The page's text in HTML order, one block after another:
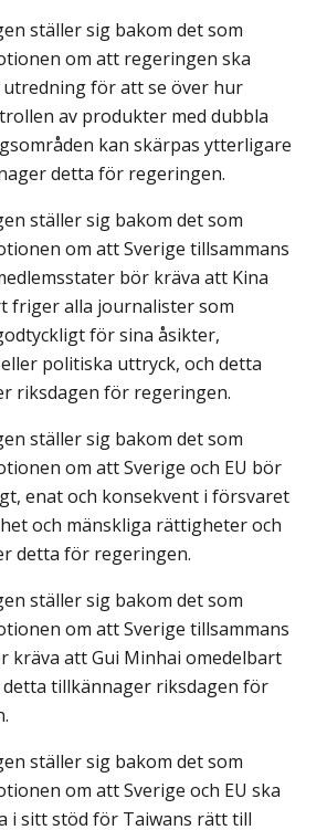
ställer sig bakom det som
om att regeringen ska
för att se över hur
av produkter med dubbla
kan skärpas ytterligare
detta för regeringen.
ställer sig bakom det som
om att Sverige tillsammans
bör kräva att Kina
friger alla journalister som
för sina åsikter,
politiska uttryck, och detta
riksdagen för regeringen.
ställer sig bakom det som
om att Sverige och EU bör
enat och konsekvent i försvaret
och mänskliga rättigheter och
detta för regeringen.
ställer sig bakom det som
om att Sverige tillsammans
kräva att Gui Minhai omedelbart
tillkännager riksdagen för
ställer sig bakom det som
om att Sverige och EU ska
i sitt stöd för Taiwans rätt till